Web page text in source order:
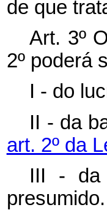
de que
Art. 3º
2º poderá
I - do
II - da
art. 2º da
III - da
presumido.